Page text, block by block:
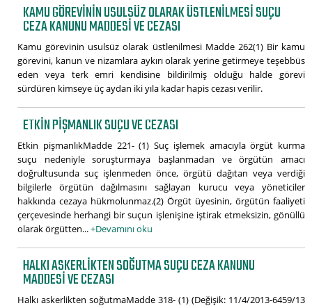
KAMU GÖREVININ USULSÜZ OLARAK ÜSTLENILMESI SUÇU
CEZA KANUNU MADDESI VE CEZASI
Kamu görevinin usulsüz olarak üstlenilmesi Madde 262(1) Bir kamu
görevini, kanun ve nizamlara aykırı olarak yerine getirmeye teşebbüs
eden veya terk emri kendisine bildirilmiş olduğu halde görevi
sürdüren kimseye üç aydan iki yıla kadar hapis cezası verilir.
ETKIN PIŞMANLIK SUÇU VE CEZASI
Etkin pişmanlıkMadde 221- (1) Suç işlemek amacıyla örgüt kurma
suçu nedeniyle soruşturmaya başlanmadan ve örgütün amacı
doğrultusunda suç işlenmeden önce, örgütü dağıtan veya verdiği
bilgilerle örgütün dağılmasını sağlayan kurucu veya yöneticiler
hakkında cezaya hükmolunmaz.(2) Örgüt üyesinin, örgütün faaliyeti
çerçevesinde herhangi bir suçun işlenişine iştirak etmeksizin, gönüllü
olarak örgütten...+Devamını oku
HALKI ASKERLIKTEN SOĞUTMA SUÇU CEZA KANUNU
MADDESI VE CEZASI
Halkı askerlikten soğutmaMadde 318- (1) (Değişik: 11/4/2013-6459/13